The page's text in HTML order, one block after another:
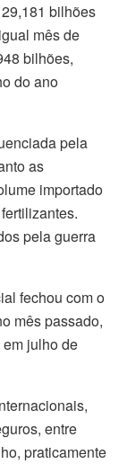
bilhões
mês de
bilhões,
do ano
pela
as
importado
pela guerra
fechou com o
mês passado,
julho de
entre
praticamente